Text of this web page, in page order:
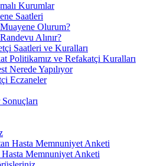
Kurumlar
Saatleri
Olurum?
Alınır?
Saatleri ve Kuralları
Politikamız ve Refakatçi Kuralları
Nerede Yapılıyor
Eczaneler
Hasta Memnuniyet Anketi
Hasta Memnuniyet Anketi